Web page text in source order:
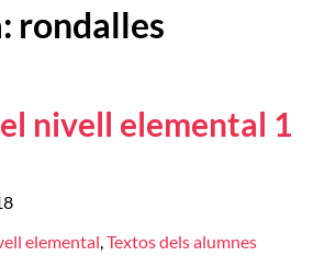
rondalles
nivell elemental 1
elemental,Textos dels alumnes